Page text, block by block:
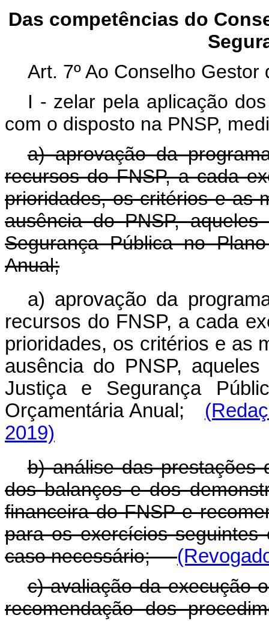
Das competências do
Art. 7º Ao Conselho Gestor
I - zelar pela aplicação
com o disposto na PNSP,
a) aprovação da
recursos do FNSP, a cada
prioridades, os critérios e as
ausência do PNSP,
Segurança Pública no
Anual;
a) aprovação da
recursos do FNSP, a cada
prioridades, os critérios e as
ausência do PNSP,
Justiça e Segurança
Orçamentária Anual;
2019)
b) análise das prestações
dos balanços e dos
financeira do FNSP e
para os exercícios
caso necessário;
c) avaliação da execução
recomendação dos